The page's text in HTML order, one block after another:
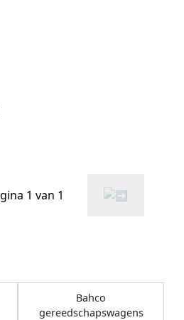
1 van 1
Bahco
gereedschapswagens